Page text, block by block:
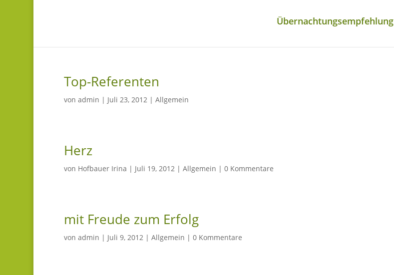
Übernachtungsempfehlung
Top-Referenten
von admin | Juli 23, 2012| Allgemein
Herz
von Hofbauer Irina | Juli 19, 2012| Allgemein | 0 Kommentare
mit Freude zum Erfolg
von admin | Juli 9, 2012| Allgemein | 0 Kommentare